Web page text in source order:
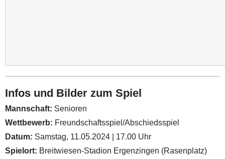
Infos und Bilder zum Spiel
Mannschaft: Senioren
Wettbewerb: Freundschaftsspiel/Abschiedsspiel
Datum: Samstag, 11.05.2024 | 17.00 Uhr
Spielort: Breitwiesen-Stadion Ergenzingen (Rasenplatz)